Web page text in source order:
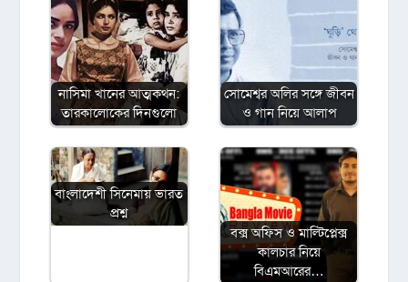
নাসিমা খানের আত্মকথন:
তারকালোকের দিনগুলো
সোমেশ্বর অলির সঙ্গে জীবন
ও গান নিয়ে আলাপ
বাংলাদেশী সিনেমায় ভারত
প্রশ্ন
বক্স অফিস ও মাল্টিপ্লেক্স
কালচার নিয়ে
বিএমআরের…